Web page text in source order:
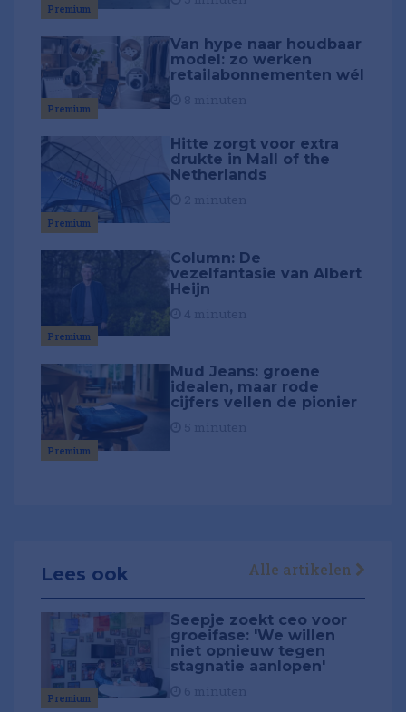
Premium
Premium
Van hype naar houdbaar
model: zo werken
retailabonnementen wél
Premium
Hitte zorgt voor extra
drukte in Mall of the
Netherlands
Premium
Column: De
vezelfantasie van Albert
Heijn
Premium
Mud Jeans: groene
idealen, maar rode
cijfers vellen de pionier
Lees ook Alle artikelen
Premium
Seepje zoekt ceo voor
groeifase: 'We willen
niet opnieuw tegen
stagnatie aanlopen'